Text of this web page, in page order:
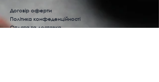
Договір оферти
Політика конфеденційності
Оплата та доставка